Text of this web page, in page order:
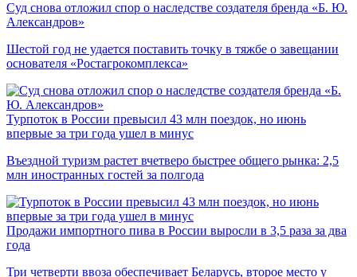
Суд снова отложил спор о наследстве создателя бренда «Б. Ю.
Александров»
Шестой год не удается поставить точку в тяжбе о завещании
основателя «Ростагрокомплекса»
Турпоток в России превысил 43 млн поездок, но июнь
впервые за три года ушел в минус
Въездной туризм растет вчетверо быстрее общего рынка: 2,5
млн иностранных гостей за полгода
Продажи импортного пива в России выросли в 3,5 раза за два
года
Три четверти ввоза обеспечивает Беларусь, второе место у